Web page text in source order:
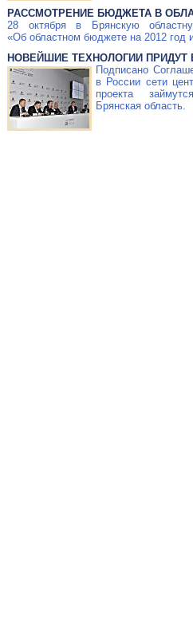
РАССМОТРЕНИЕ БЮДЖЕТА В
28 октября в Брянскую
«Об областном бюджете на 2012 год
НОВЕЙШИЕ ТЕХНОЛОГИИ ПРИДУТ
Подписано
в России сети
проекта
Брянская область.